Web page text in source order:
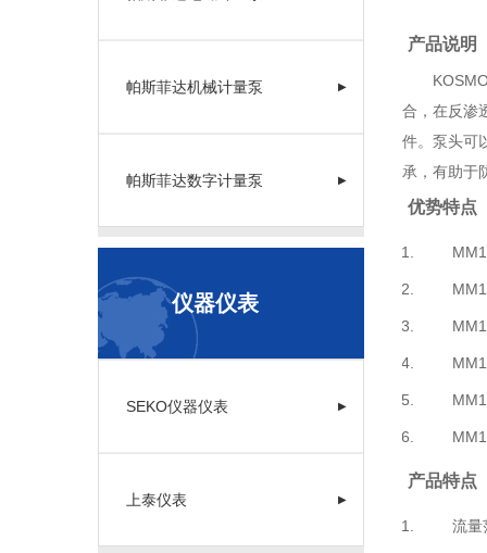
帕斯菲达机械计量泵 ▶
帕斯菲达数字计量泵 ▶
仪器仪表
SEKO仪器仪表 ▶
上泰仪表 ▶
产品说明
KOSMO
合，在反渗
件。泵头可
承，有助于
优势特点
MM1机
MM1机
MM1机
MM1机
MM1机
MM1机
产品特点
流量范